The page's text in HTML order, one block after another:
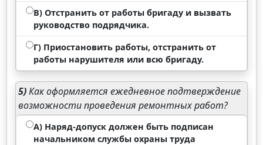
В) Отстранить от работы бригаду и вызвать
руководство подрядчика.
Г) Приостановить работы, отстранить от
работы нарушителя или всю бригаду.
5)Как оформляется ежедневное подтверждение
возможности проведения ремонтных работ?
А) Наряд-допуск должен быть подписан
начальником службы охраны труда